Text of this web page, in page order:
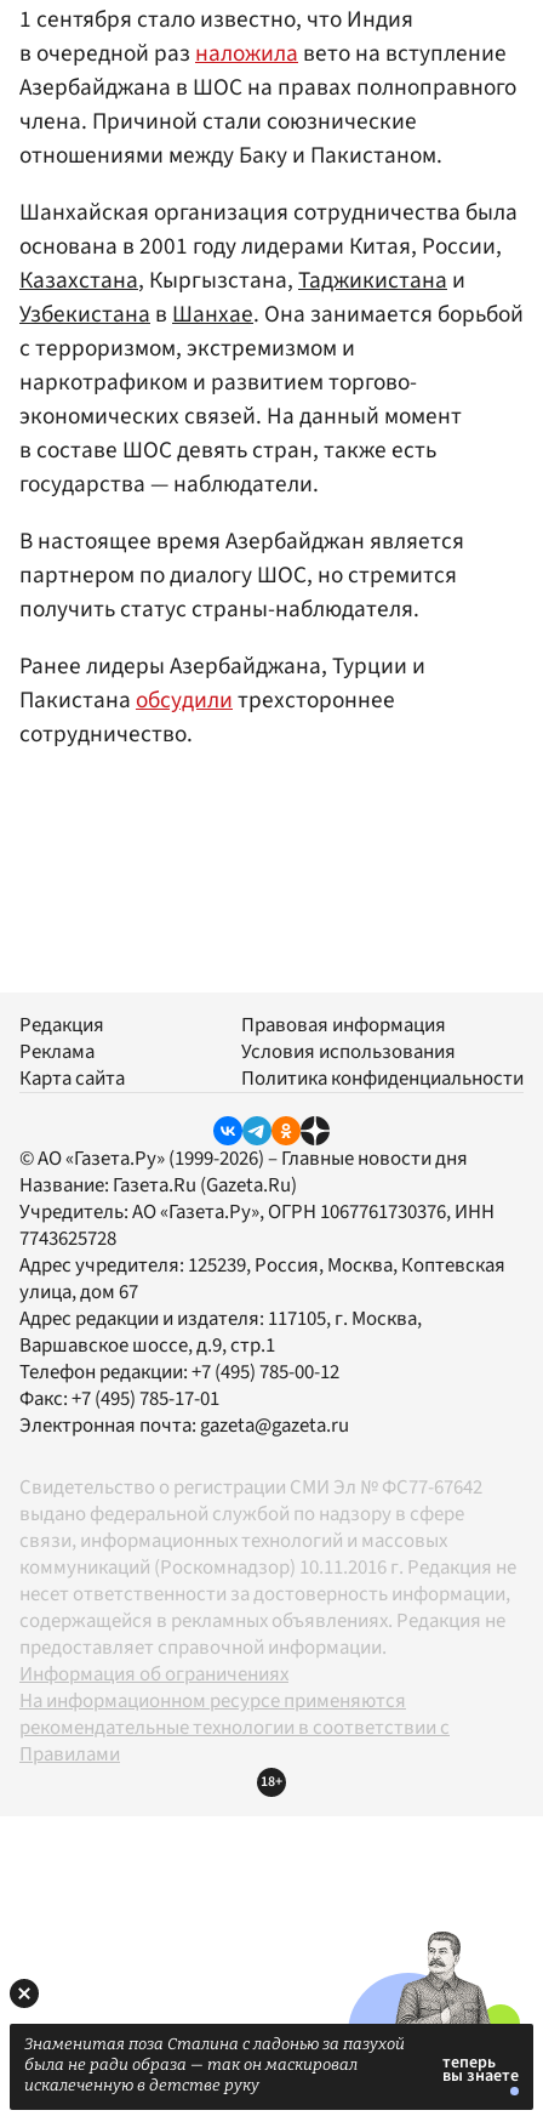
1 сентября стало известно, что Индия
в очередной разналожилавето на вступление
Азербайджана в ШОС на правах полноправного
члена. Причиной стали союзнические
отношениями между Баку и Пакистаном.
Шанхайская организация сотрудничества была
основана в 2001 году лидерами Китая, России,
Казахстана, Кыргызстана,Таджикистанаи
УзбекистанавШанхае. Она занимается борьбой
с терроризмом, экстремизмом и
наркотрафиком и развитием торгово-
экономических связей. На данный момент
в составе ШОС девять стран, также есть
государства — наблюдатели.
В настоящее время Азербайджан является
партнером по диалогу ШОС, но стремится
получить статус страны-наблюдателя.
Ранее лидеры Азербайджана, Турции и
Пакистанаобсудилитрехстороннее
сотрудничество.
Редакция
Реклама
Карта сайта
Правовая информация
Условия использования
Политика конфиденциальности
© АО «Газета.Ру» (1999-2026) – Главные новости дня
Название: Газета.Ru (Gazeta.Ru)
Учредитель:АО «Газета.Ру», ОГРН 1067761730376, ИНН
7743625728
Адрес учредителя: 125239, Россия, Москва, Коптевская
улица, дом 67
Адрес редакции и издателя: 117105, г. Москва,
Варшавское шоссе, д.9, стр.1
Телефон редакции:+7 (495) 785-00-12
Факс:+7 (495) 785-17-01
Электронная почта:gazeta@gazeta.ru
Свидетельство о регистрации СМИ Эл № ФС77-67642
выдано федеральной службой по надзору в сфере
связи, информационных технологий и массовых
коммуникаций (Роскомнадзор) 10.11.2016 г. Редакция не
несет ответственности за достоверность информации,
содержащейся в рекламных объявлениях. Редакция не
предоставляет справочной информации.
Информация об ограничениях
На информационном ресурсе применяются
рекомендательные технологии в соответствии с
Правилами
18+
Знаменитая поза Сталина с ладонью за пазухой
была не ради образа — так он маскировал
искалеченную в детстве руку